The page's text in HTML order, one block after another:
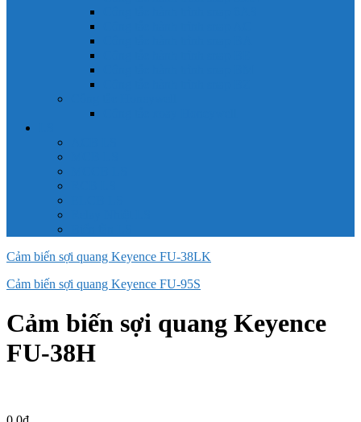
Cảm biến sợi quang Keyence FU-38LK
Cảm biến sợi quang Keyence FU-95S
Cảm biến sợi quang Keyence
FU-38H